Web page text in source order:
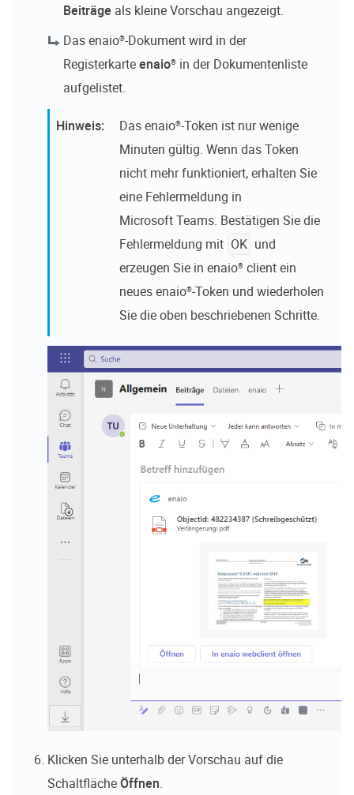
Beiträge als kleine Vorschau angezeigt.
Dasenaio®-Dokument wird in der
Registerkarteenaio® in der Dokumentenliste
aufgelistet.
Dasenaio®-Token ist nur wenige
Minuten gültig. Wenn das Token
nicht mehr funktioniert, erhalten Sie
eine Fehlermeldung in
Microsoft Teams. Bestätigen Sie die
Fehlermeldung mit OK und
erzeugen Sie in enaio® clientein
neuesenaio®-Token und wiederholen
Sie die oben beschriebenen Schritte.
Klicken Sie unterhalb der Vorschau auf die
SchaltflächeÖffnen.